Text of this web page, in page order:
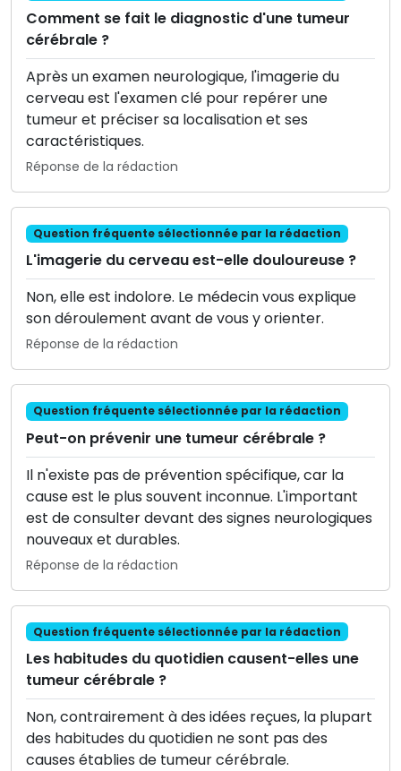
Comment se fait le diagnostic d'une tumeur
cérébrale ?
Après un examen neurologique, l'imagerie du
cerveau est l'examen clé pour repérer une
tumeur et préciser sa localisation et ses
caractéristiques.
Réponse de la rédaction
Question fréquente sélectionnée par la rédaction
L'imagerie du cerveau est-elle douloureuse ?
Non, elle est indolore. Le médecin vous explique
son déroulement avant de vous y orienter.
Réponse de la rédaction
Question fréquente sélectionnée par la rédaction
Peut-on prévenir une tumeur cérébrale ?
Il n'existe pas de prévention spécifique, car la
cause est le plus souvent inconnue. L'important
est de consulter devant des signes neurologiques
nouveaux et durables.
Réponse de la rédaction
Question fréquente sélectionnée par la rédaction
Les habitudes du quotidien causent-elles une
tumeur cérébrale ?
Non, contrairement à des idées reçues, la plupart
des habitudes du quotidien ne sont pas des
causes établies de tumeur cérébrale.